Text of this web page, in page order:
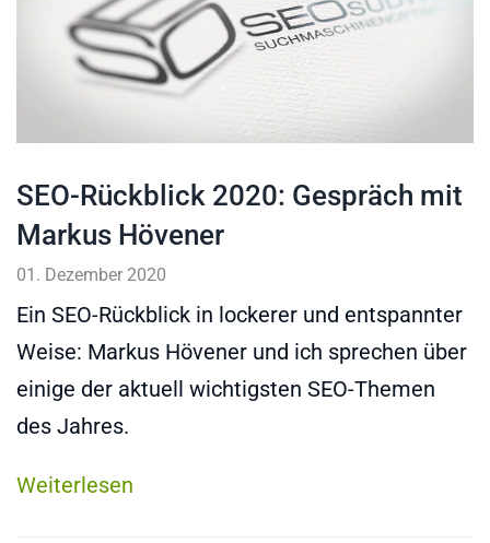
SEO-Rückblick 2020: Gespräch mit
Markus Hövener
01. Dezember 2020
Ein SEO-Rückblick in lockerer und entspannter
Weise: Markus Hövener und ich sprechen über
einige der aktuell wichtigsten SEO-Themen
des Jahres.
Weiterlesen